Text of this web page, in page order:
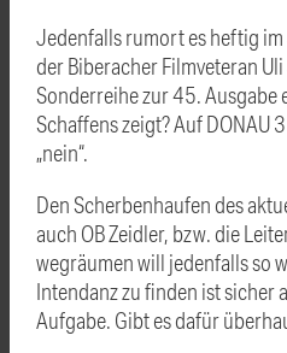
Jedenfalls rumort es heftig
der Biberacher Filmveteran
Sonderreihe zur 45. Ausgabe
Schaffens zeigt? Auf DONAU
„nein“.
Den Scherbenhaufen des
auch OB Zeidler, bzw. die
wegräumen will jedenfalls so
Intendanz zu finden ist sicher
Aufgabe. Gibt es dafür